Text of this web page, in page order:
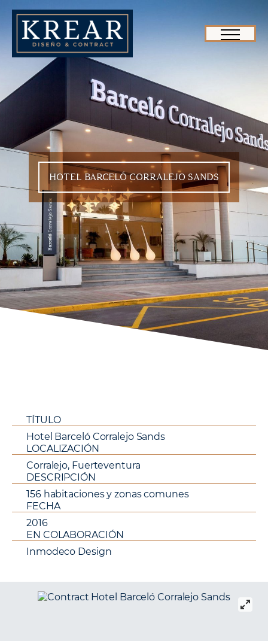
HOTEL BARCELÓ CORRALEJO SANDS
TÍTULO
Hotel Barceló Corralejo Sands
LOCALIZACIÓN
Corralejo, Fuerteventura
DESCRIPCIÓN
156 habitaciones y zonas comunes
FECHA
2016
EN COLABORACIÓN
Inmodeco Design